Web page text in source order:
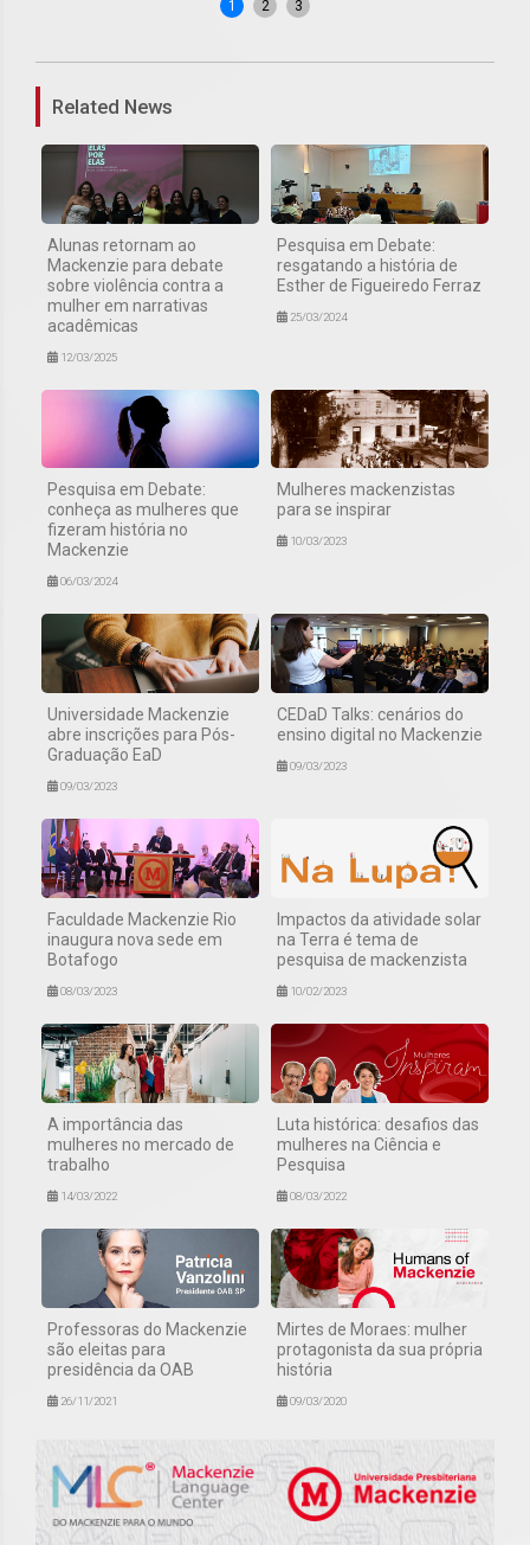
1 2 3
Related News
Alunas retornam ao
Mackenzie para debate
sobre violência contra a
mulher em narrativas
acadêmicas
12/03/2025
Pesquisa em Debate:
resgatando a história de
Esther de Figueiredo Ferraz
25/03/2024
Pesquisa em Debate:
conheça as mulheres que
fizeram história no
Mackenzie
06/03/2024
Mulheres mackenzistas
para se inspirar
10/03/2023
Universidade Mackenzie
abre inscrições para Pós-
Graduação EaD
09/03/2023
CEDaD Talks: cenários do
ensino digital no Mackenzie
09/03/2023
Faculdade Mackenzie Rio
inaugura nova sede em
Botafogo
08/03/2023
Impactos da atividade solar
na Terra é tema de
pesquisa de mackenzista
10/02/2023
A importância das
mulheres no mercado de
trabalho
14/03/2022
Luta histórica: desafios das
mulheres na Ciência e
Pesquisa
08/03/2022
Professoras do Mackenzie
são eleitas para
presidência da OAB
26/11/2021
Mirtes de Moraes: mulher
protagonista da sua própria
história
09/03/2020